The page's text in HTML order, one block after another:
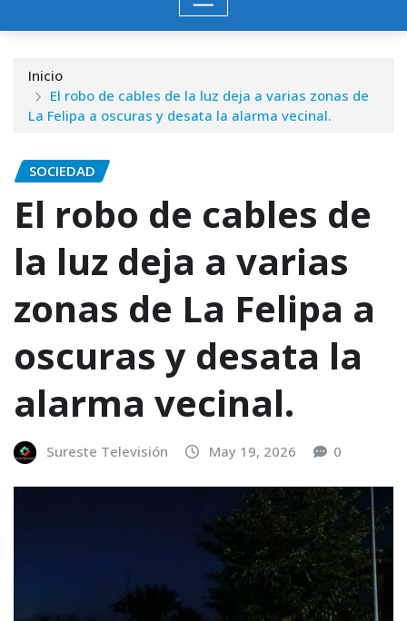
Inicio
El robo de cables de la luz deja a varias zonas de
La Felipa a oscuras y desata la alarma vecinal.
SOCIEDAD
El robo de cables de
la luz deja a varias
zonas de La Felipa a
oscuras y desata la
alarma vecinal.
Sureste Televisión May 19, 2026 0